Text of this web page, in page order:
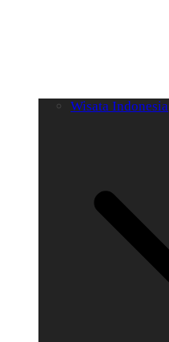
Wisata Indonesia